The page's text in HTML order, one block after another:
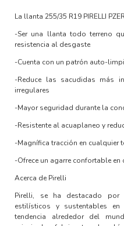
La llanta 255/35 R19 PIRELLI
-Ser una llanta todo terreno
resistencia al desgaste
-Cuenta con un patrón auto-
-Reduce las sacudidas más
irregulares
-Mayor seguridad durante la
-Resistente al acuaplaneo y
-Magnífica tracción en cualquier
-Ofrece un agarre confortable
Acerca de Pirelli
Pirelli, se ha destacado por
estilísticos y sustentables en
tendencia alrededor del